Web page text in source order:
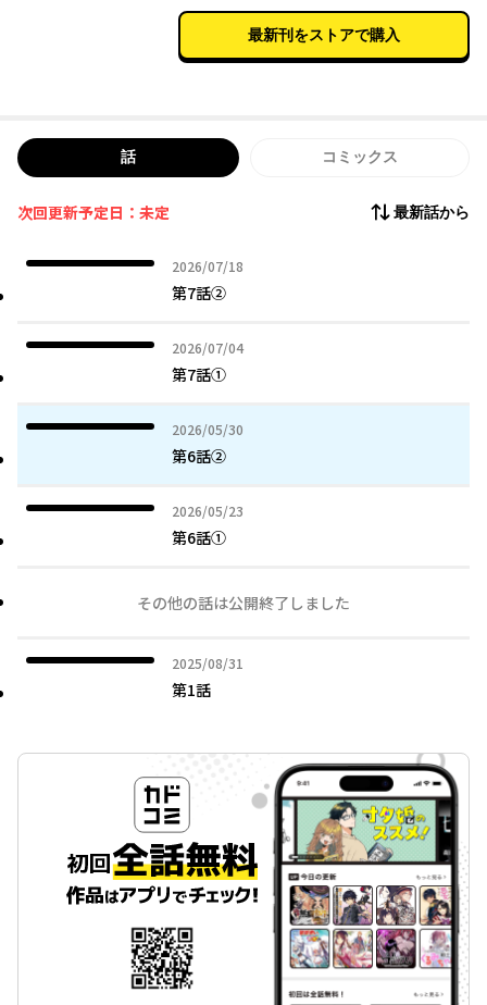
最新刊をストアで購入
話 コミックス
次回更新予定日：未定 最新話から
2026/07/18
2026年07月18日
第7話②
2026/07/04
2026年07月04日
第7話①
2026/05/30
2026年05月30日
第6話②
2026/05/23
2026年05月23日
第6話①
その他の話は公開終了しました
2025/08/31
2025年08月31日
第1話